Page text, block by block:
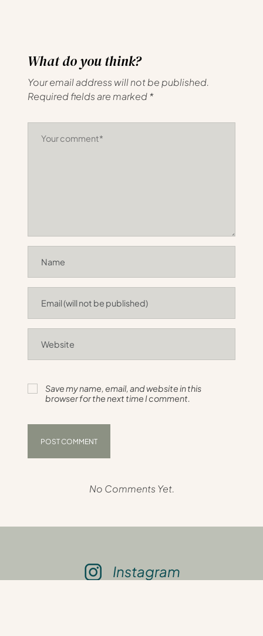
What do you think?
Your email address will not be published.
Required fields are marked*
Save my name, email, and website in this
browser for the next time I comment.
No Comments Yet.
Instagram